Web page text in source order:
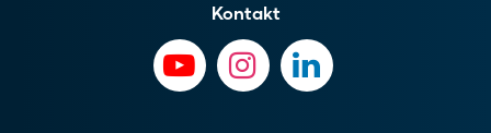
Kontakt